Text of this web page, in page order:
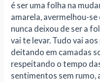
é ser uma folha na
amarela, avermelhou-se
nunca deixou de ser a
vai te levar. Tudo vai
deitando em camadas
respeitando o tempo
sentimentos sem rumo,